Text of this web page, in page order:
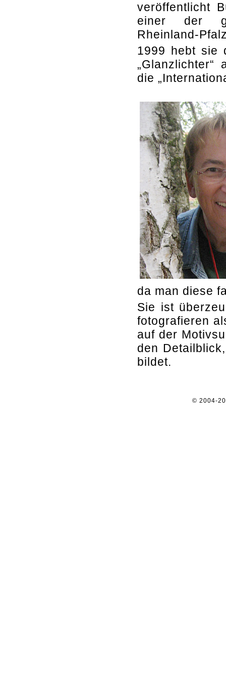
veröffentlicht
einer der
Rheinland-
1999 hebt sie
die
da man diese
Sie ist
fotografieren
auf der
den
bildet.
© 2004-